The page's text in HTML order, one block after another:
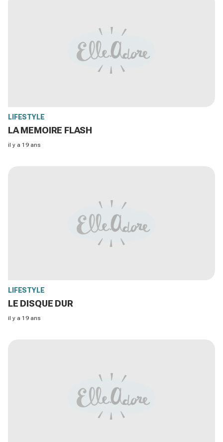
LIFESTYLE
LA MEMOIRE FLASH
il y a 19 ans
LIFESTYLE
LE DISQUE DUR
il y a 19 ans